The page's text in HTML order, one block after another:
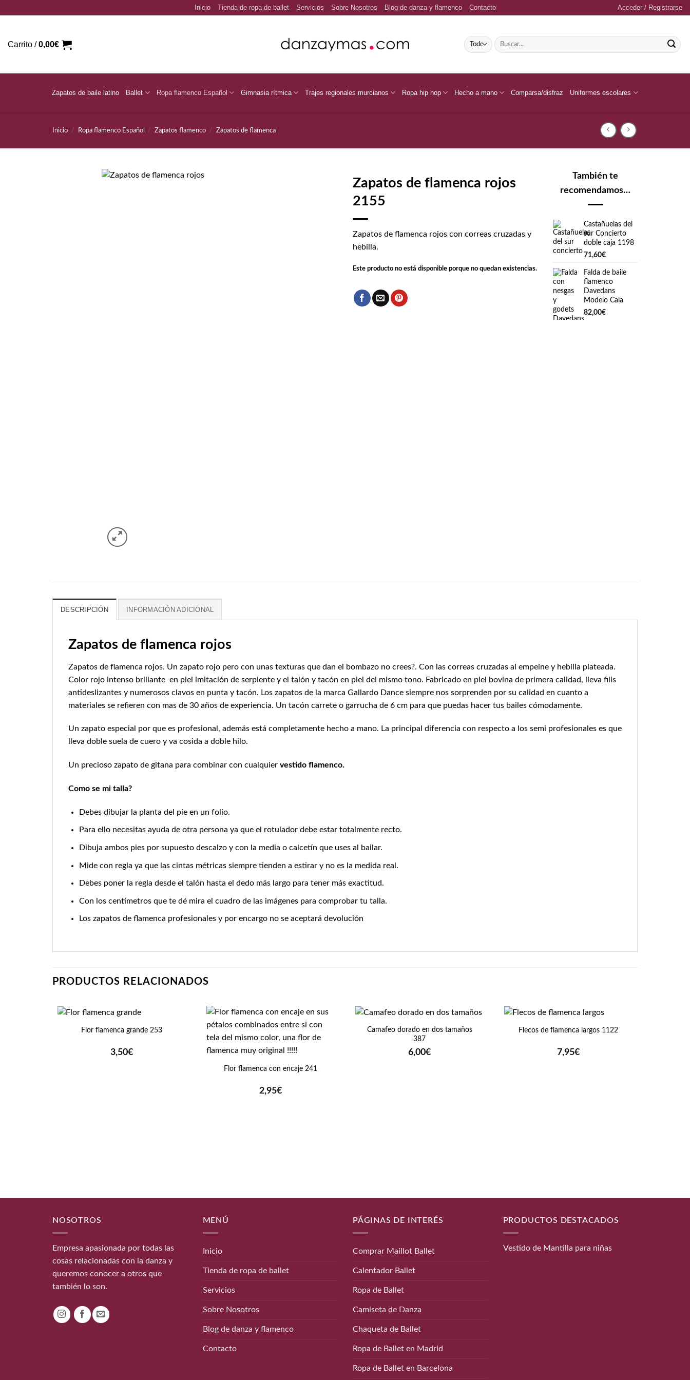
Inicio Tienda de ropa de ballet Servicios Sobre Nosotros Blog de danza y flamenco Contacto Acceder / Registrarse
Carrito /0,00€
Buscar
por:
Zapatos de baile latino Ballet Ropa flamenco Español Gimnasia rítmica Trajes regionales murcianos Ropa hip hop Hecho a mano Comparsa/disfraz Uniformes escolares
Inicio / Ropa flamenco Español / Zapatos flamenco / Zapatos de flamenca
Zapatos de flamenca rojos
2155
Zapatos de flamenca rojos con correas cruzadas y
hebilla.
Este producto no está disponible porque no quedan existencias.
También te
recomendamos…
Castañuelas del
sur Concierto
doble caja 1198
71,60€
Falda de baile
flamenco
Davedans
Modelo Cala
82,00€
DESCRIPCIÓN INFORMACIÓN ADICIONAL
Zapatos de flamenca rojos
Zapatos de flamenca rojos. Un zapato rojo pero con unas texturas que dan el bombazo no crees?. Con las correas cruzadas al empeine y hebilla plateada.
Color rojo intenso brillante en piel imitación de serpiente y el talón y tacón en piel del mismo tono. Fabricado en piel bovina de primera calidad, lleva filis
antideslizantes y numerosos clavos en punta y tacón. Los zapatos de la marca Gallardo Dance siempre nos sorprenden por su calidad en cuanto a
materiales se refieren con mas de 30 años de experiencia. Un tacón carrete o garrucha de 6 cm para que puedas hacer tus bailes cómodamente.
Un zapato especial por que es profesional, además está completamente hecho a mano. La principal diferencia con respecto a los semi profesionales es que
lleva doble suela de cuero y va cosida a doble hilo.
Un precioso zapato de gitana para combinar con cualquier vestido flamenco.
Como se mi talla?
Debes dibujar la planta del pie en un folio.
Para ello necesitas ayuda de otra persona ya que el rotulador debe estar totalmente recto.
Dibuja ambos pies por supuesto descalzo y con la media o calcetín que uses al bailar.
Mide con regla ya que las cintas métricas siempre tienden a estirar y no es la medida real.
Debes poner la regla desde el talón hasta el dedo más largo para tener más exactitud.
Con los centímetros que te dé mira el cuadro de las imágenes para comprobar tu talla.
Los zapatos de flamenca profesionales y por encargo no se aceptará devolución
PRODUCTOS RELACIONADOS
+
Flor flamenca grande 253
3,50€
Flor flamenca con encaje 241
2,95€
+
Camafeo dorado en dos tamaños
387
6,00€
+
Flecos de flamenca largos 1122
7,95€
NOSOTROS
Empresa apasionada por todas las
cosas relacionadas con la danza y
queremos conocer a otros que
también lo son.
MENÚ
Inicio
Tienda de ropa de ballet
Servicios
Sobre Nosotros
Blog de danza y flamenco
Contacto
PÁGINAS DE INTERÉS
Comprar Maillot Ballet
Calentador Ballet
Ropa de Ballet
Camiseta de Danza
Chaqueta de Ballet
Ropa de Ballet en Madrid
Ropa de Ballet en Barcelona
PRODUCTOS DESTACADOS
Vestido de Mantilla para niñas